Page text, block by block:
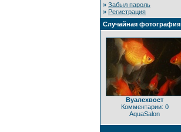
» Забыл пароль
» Регистрация
Случайная фотография
Вуалехвост
Комментарии: 0
AquaSalon